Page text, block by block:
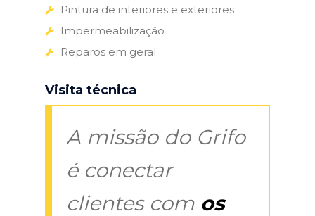
Pintura de interiores e exteriores
Impermeabilização
Reparos em geral
Visita técnica
A missão do Grifo
é conectar
clientes com os